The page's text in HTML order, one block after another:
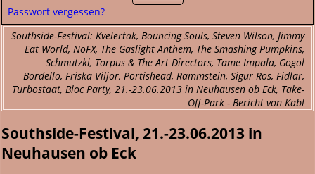
Passwort vergessen?
Southside-Festival: Kvelertak, Bouncing Souls, Steven Wilson, Jimmy
Eat World, NoFX, The Gaslight Anthem, The Smashing Pumpkins,
Schmutzki, Torpus & The Art Directors, Tame Impala, Gogol
Bordello, Friska Viljor, Portishead, Rammstein, Sigur Ros, Fidlar,
Turbostaat, Bloc Party, 21.-23.06.2013 in Neuhausen ob Eck, Take-
Off-Park - Bericht von Kabl
Southside-Festival, 21.-23.06.2013 in
Neuhausen ob Eck